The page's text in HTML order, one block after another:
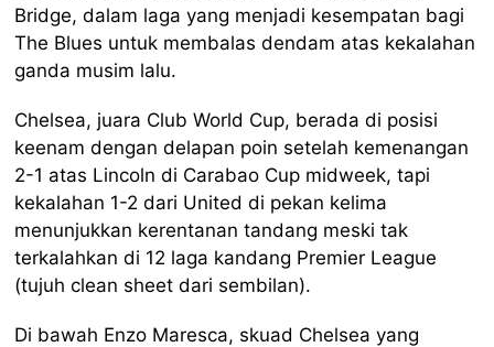
Bridge, dalam laga yang menjadi kesempatan bagi
The Blues untuk membalas dendam atas kekalahan
ganda musim lalu.
Chelsea, juara Club World Cup, berada di posisi
keenam dengan delapan poin setelah kemenangan
2-1 atas Lincoln di Carabao Cup midweek, tapi
kekalahan 1-2 dari United di pekan kelima
menunjukkan kerentanan tandang meski tak
terkalahkan di 12 laga kandang Premier League
(tujuh clean sheet dari sembilan).
Di bawah Enzo Maresca, skuad Chelsea yang